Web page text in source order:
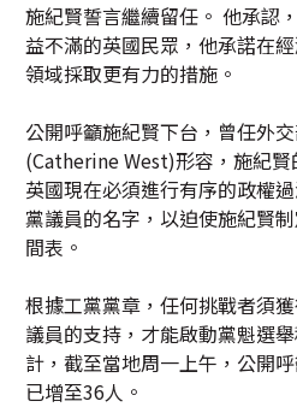
施紀賢誓言繼續留任。 他承認
益不滿的英國民眾，他承諾在
領域採取更有力的措施。
公開呼籲施紀賢下台，曾任外
(Catherine West)形容，施紀
英國現在必須進行有序的政權
黨議員的名字，以迫使施紀賢
間表。
根據工黨黨章，任何挑戰者須
議員的支持，才能啟動黨魁選
計，截至當地周一上午，公開
已增至36人。